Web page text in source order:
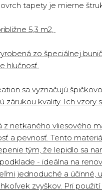
tapety je mierne
5,3 m2,
zo špeciálnej
hlučnosť.
sa vyznačujú
zárukou kvality. Ich
netkaného vliesového
a pevnosť. Tento
tým, že lepidlo sa
- ideálna na
jednoduché a účinné,
zvyškov. Pri